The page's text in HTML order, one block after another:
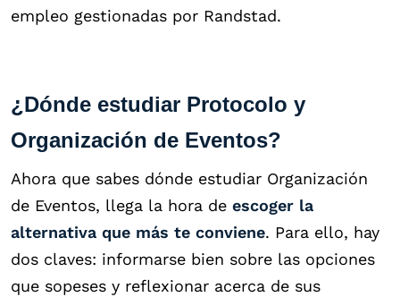
empleo gestionadas por Randstad.
¿Dónde estudiar Protocolo y
Organización de Eventos?
Ahora que sabes dónde estudiar Organización
de Eventos, llega la hora de escoger la
alternativa que más te conviene. Para ello, hay
dos claves: informarse bien sobre las opciones
que sopeses y reflexionar acerca de sus